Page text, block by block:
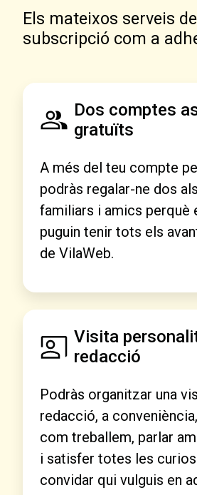
Els mateixos serveis
subscripció com a
Dos comptes
gratuïts
A més del teu compte
podràs regalar-ne dos
familiars i amics perquè
puguin tenir tots els
de VilaWeb.
Visita
redacció
Podràs organitzar una
redacció, a
com treballem, parlar
i satisfer totes les
convidar qui vulguis en